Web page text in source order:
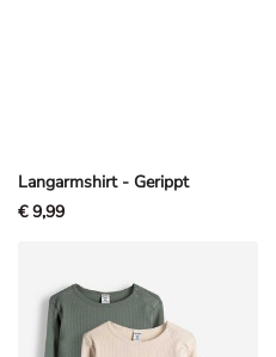
Langarmshirt - Gerippt
€ 9,99